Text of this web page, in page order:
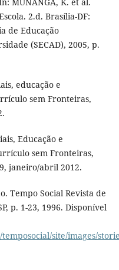
2.d. Brasília-DF:
de Educação
(SECAD), 2005, p.
educação e
sem Fronteiras,
Educação e
sem Fronteiras,
janeiro/abril 2012.
Tempo Social Revista de
p. 1-23, 1996. Disponível
site/images/